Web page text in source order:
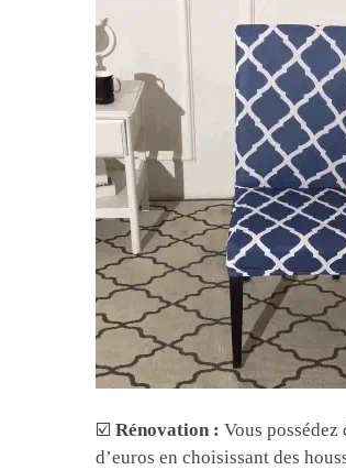
☑️Rénovation : Vous
d’euros en choisissant des